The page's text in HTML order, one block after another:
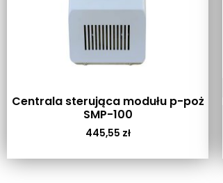
Centrala sterująca modułu p-poż
SMP-100
445,55 zł